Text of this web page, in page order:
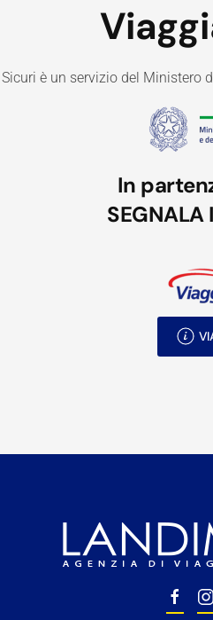
è un servizio del Ministero
In
SEGNALA